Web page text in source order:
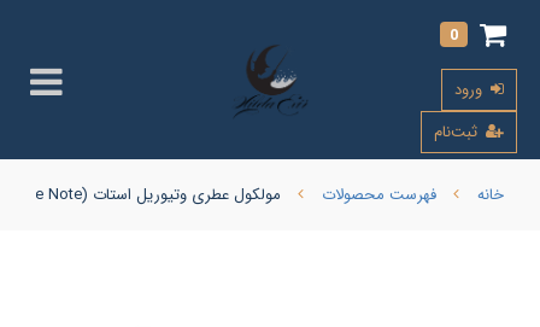
0
ورود
ثبت‌نام
خانه فهرست محصولات مولکول عطری وتیوریل استات (Vetiveryl Acetate Note)